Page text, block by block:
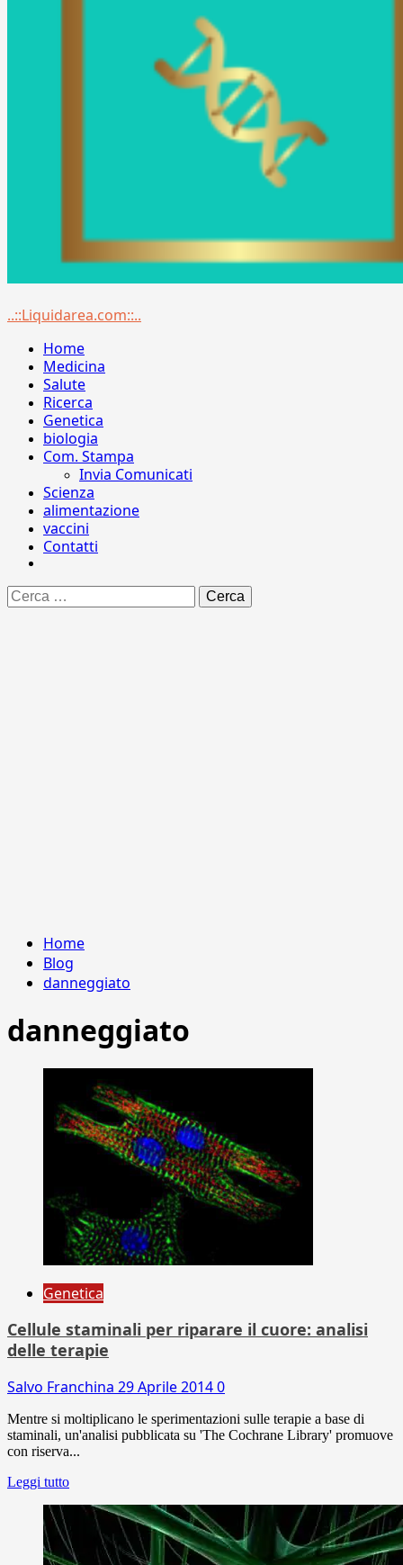
Menu
..::Liquidarea.com::..
Home
Medicina
Salute
Ricerca
Genetica
biologia
Com. Stampa
Invia Comunicati
Scienza
alimentazione
vaccini
Contatti
Ricerca
per:
Home
Blog
danneggiato
danneggiato
Genetica
Cellule staminali per riparare il cuore: analisi
delle terapie
Salvo Franchina 29 Aprile 20140
Mentre si moltiplicano le sperimentazioni sulle terapie a base di
staminali, un'analisi pubblicata su 'The Cochrane Library' promuove
con riserva...
Leggi tutto